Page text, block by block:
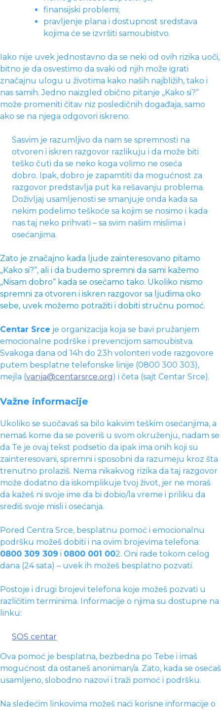
finansijski problemi;
pravljenje plana i dostupnost sredstava
kojima će se izvršiti samoubistvo.
Iako nije uvek jednostavno da se neki od ovih rizika uoči,
bitno je da osvestimo da svaki od njih može igrati
značajnu ulogu u životima kako naših najbližih, tako i
nas samih. Jedno naizgled obično pitanje „Kako si?“
može promeniti čitav niz posledičnih događaja, samo
ako se na njega odgovori iskreno.
Sasvim je razumljivo da nam se spremnosti na
otvoren i iskren razgovor razlikuju i da može biti
teško čuti da se neko koga volimo ne oseća
dobro. Ipak, dobro je zapamtiti da mogućnost za
razgovor predstavlja put ka rešavanju problema.
Doživljaj usamljenosti se smanjuje onda kada sa
nekim podelimo teškoće sa kojim se nosimo i kada
nas taj neko prihvati – sa svim našim mislima i
osećanjima.
Zato je značajno kada ljude zainteresovano pitamo
„Kako si?“, ali i da budemo spremni da sami kažemo
„Nisam dobro“ kada se osećamo tako. Ukoliko nismo
spremni za otvoren i iskren razgovor sa ljudima oko
sebe, uvek možemo potražiti i dobiti stručnu pomoć.
Centar Srce je organizacija koja se bavi pružanjem
emocionalne podrške i prevencijom samoubistva.
Svakoga dana od 14h do 23h volonteri vode razgovore
putem besplatne telefonske linije (0800 300 303),
mejla (vanja@centarsrce.org) i četa (sajt Centar Srce).
Važne informacije
Ukoliko se suočavaš sa bilo kakvim teškim osećanjima, a
nemaš kome da se poveriš u svom okruženju, nadam se
da Te je ovaj tekst podsetio da ipak ima onih koji su
zainteresovani, spremni i sposobni da razumeju kroz šta
trenutno prolaziš. Nema nikakvog rizika da taj razgovor
može dodatno da iskomplikuje tvoj život, jer ne moraš
da kažeš ni svoje ime da bi dobio/la vreme i priliku da
središ svoje misli i osećanja.
Pored Centra Srce, besplatnu pomoć i emocionalnu
podršku možeš dobiti i na ovim brojevima telefona:
0800 309 309 i 0800 001 002. Oni rade tokom celog
dana (24 sata) – uvek ih možeš besplatno pozvati.
Postoje i drugi brojevi telefona koje možeš pozvati u
različitim terminima. Informacije o njima su dostupne na
linku:
SOS centar
Ova pomoć je besplatna, bezbedna po Tebe i imaš
mogućnost da ostaneš anoniman/a. Zato, kada se osećaš
usamljeno, slobodno nazovi i traži pomoć i podršku.
Na sledećim linkovima možeš naći korisne informacije o